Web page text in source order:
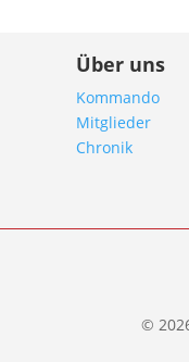
Über uns
Kommando
Mitglieder
Chronik
©